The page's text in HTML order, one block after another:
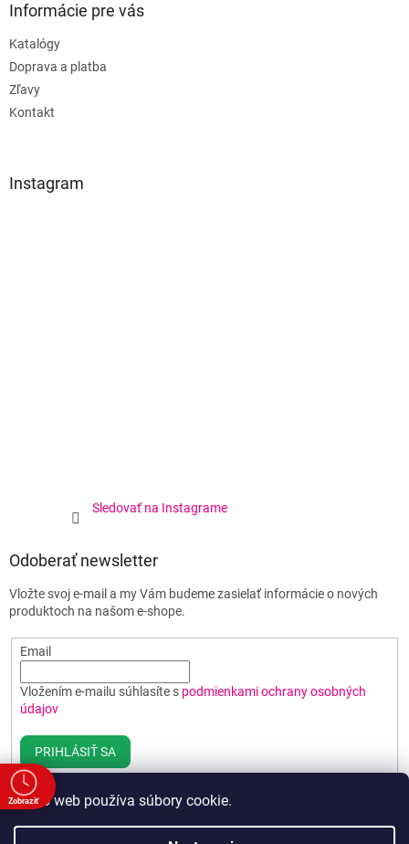
Tento web používa súbory cookie.
Informácie pre vás
Katalógy
Doprava a platba
Zľavy
Kontakt
Instagram
Sledovať na Instagrame
Odoberať newsletter
Vložte svoj e-mail a my Vám budeme zasielať informácie o nových
produktoch na našom e-shope.
Email
Vložením e-mailu súhlasíte s podmienkami ochrany osobných
údajov
PRIHLÁSIŤ SA
Vytvoril Shoptet
Zobraziť